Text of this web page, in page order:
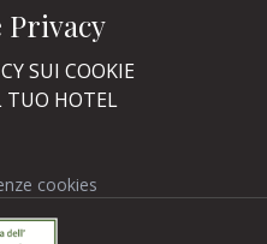
Privacy
SUI COOKIE
TUO HOTEL
cookies